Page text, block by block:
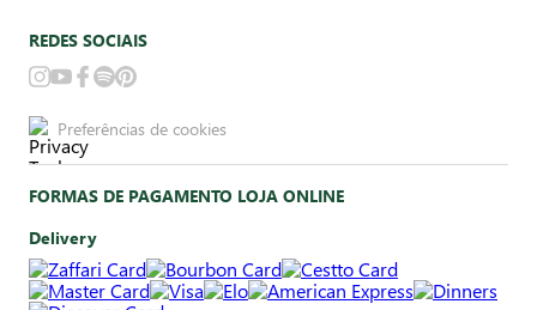
REDES SOCIAIS
Preferências de cookies
FORMAS DE PAGAMENTO LOJA ONLINE
Delivery